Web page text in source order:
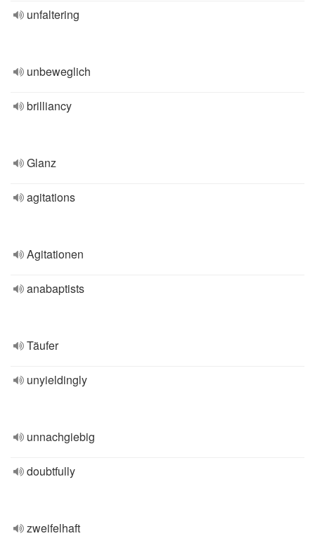
unfaltering
unbeweglich
brilliancy
Glanz
agitations
Agitationen
anabaptists
Täufer
unyieldingly
unnachgiebig
doubtfully
zweifelhaft